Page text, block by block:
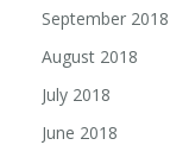
September 2018
August 2018
July 2018
June 2018